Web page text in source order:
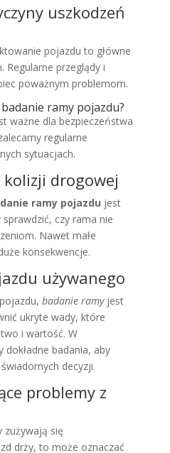
uszkodzeń
pojazdu to główne
Regularne przeglądy i
poważnym problemom.
ramy pojazdu?
ważne dla bezpieczeństwa
regularne
sytuacjach.
drogowej
ramy pojazdu jest
czy rama nie
Nawet małe
konsekwencje.
używanego
badanie ramyjest
ukryte wady, które
i wartość. W
dokładne badania, aby
decyzji.
problemy z
zużywają się
drży, to może oznaczać